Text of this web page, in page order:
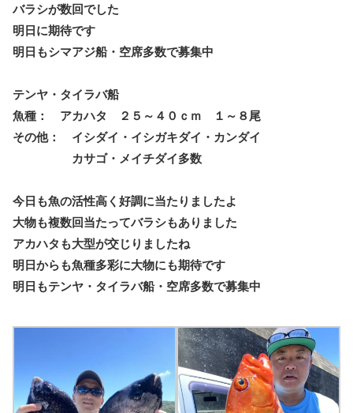
バラシが数回でした
明日に期待です
明日もシマアジ船・空席多数で募集中
テンヤ・タイラバ船
魚種： アカハタ ２５～４０ｃｍ １～８尾
その他： イシダイ・イシガキダイ・カンダイ
カサゴ・メイチダイ多数
今日も魚の活性高く好調に当たりましたよ
大物も複数回当たってバラシもありました
アカハタも大型が交じりましたね
明日からも魚種多彩に大物にも期待です
明日もテンヤ・タイラバ船・空席多数で募集中